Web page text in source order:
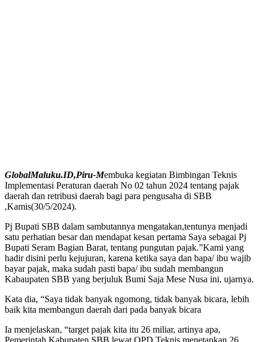
GlobalMaluku.ID,Piru-Membuka kegiatan Bimbingan Teknis
Implementasi Peraturan daerah No 02 tahun 2024 tentang pajak
daerah dan retribusi daerah bagi para pengusaha di SBB
,Kamis(30/5/2024).
Pj Bupati SBB dalam sambutannya mengatakan,tentunya menjadi
satu perhatian besar dan mendapat kesan pertama Saya sebagai Pj
Bupati Seram Bagian Barat, tentang pungutan pajak.”Kami yang
hadir disini perlu kejujuran, karena ketika saya dan bapa/ ibu wajib
bayar pajak, maka sudah pasti bapa/ ibu sudah membangun
Kabaupaten SBB yang berjuluk Bumi Saja Mese Nusa ini, ujarnya.
Kata dia, “Saya tidak banyak ngomong, tidak banyak bicara, lebih
baik kita membangun daerah dari pada banyak bicara
Ia menjelaskan, “target pajak kita itu 26 miliar, artinya apa,